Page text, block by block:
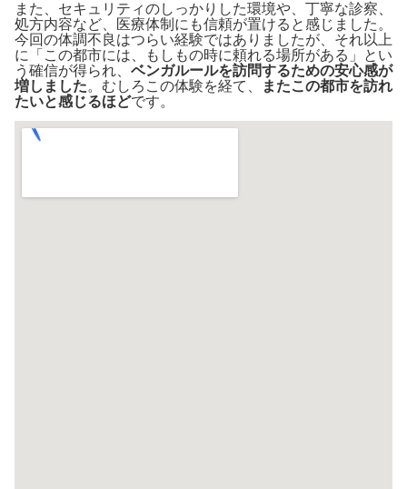
また、セキュリティのしっかりした環境や、丁寧な診察、
処方内容など、医療体制にも信頼が置けると感じました。
今回の体調不良はつらい経験ではありましたが、それ以上
に「この都市には、もしもの時に頼れる場所がある」とい
う確信が得られ、 ベンガルールを訪問するための安心感が
増しました。むしろこの体験を経て、
またこの都市を訪れ
たいと感じるほどです。